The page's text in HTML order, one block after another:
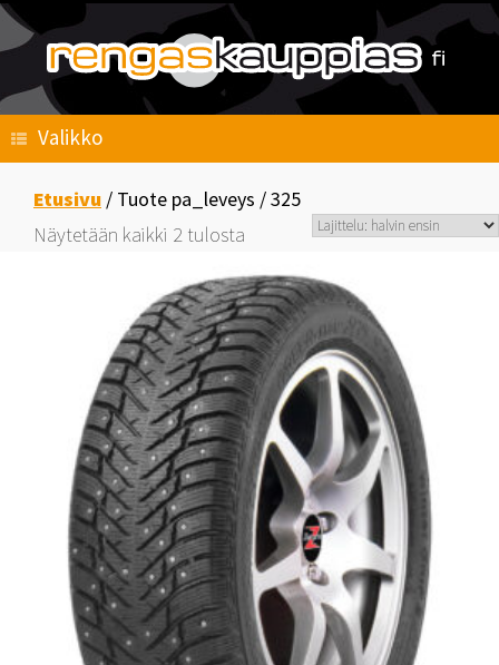
Skip
content
Valikko
Etusivu / Tuote pa_leveys / 325
Näytetään kaikki 2 tulosta